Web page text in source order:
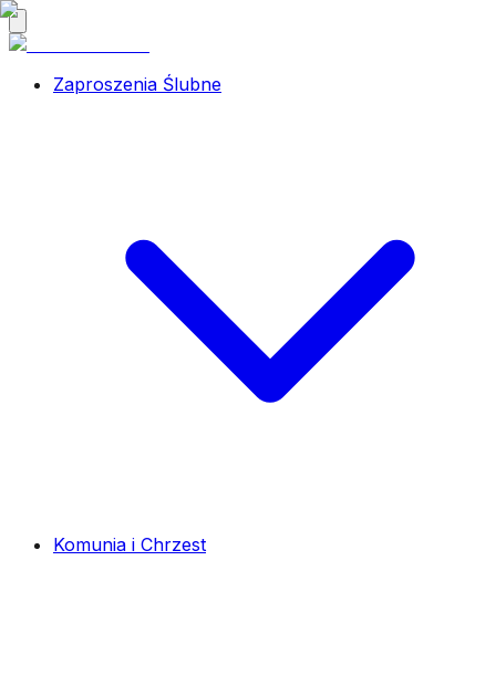
Zaproszenia Ślubne
Komunia i Chrzest